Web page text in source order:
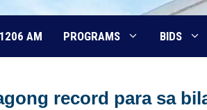
AM PROGRAMS BIDS
record para sa